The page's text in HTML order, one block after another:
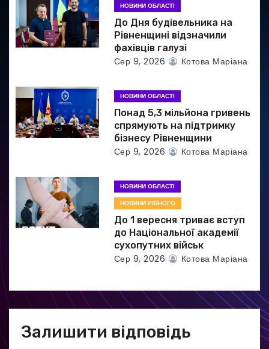
і
НОВИНИ ОБЛАСТІ
До Дня будівельника на
Рівненщині відзначили
фахівців галузі
Сер 9, 2026 Котова Маріана
НОВИНИ ОБЛАСТІ
Понад 5,3 мільйона гривень
спрямують на підтримку
бізнесу Рівненщини
Сер 9, 2026 Котова Маріана
НОВИНИ ОБЛАСТІ
НОВИНИ РІВНОГО
До 1 вересня триває вступ
до Національної академії
сухопутних військ
Сер 9, 2026 Котова Маріана
Залишити відповідь